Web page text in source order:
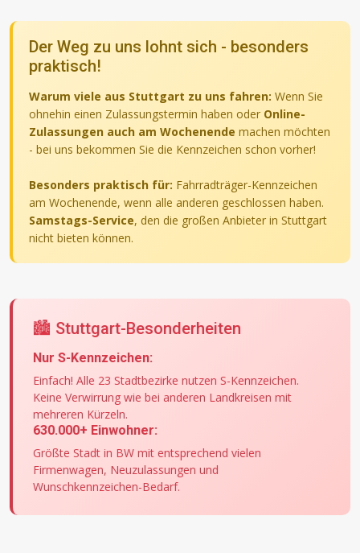
Der Weg zu uns lohnt sich - besonders
praktisch!
Warum viele aus Stuttgart zu uns fahren: Wenn Sie
ohnehin einen Zulassungstermin haben oder Online-
Zulassungen auch am Wochenende machen möchten
- bei uns bekommen Sie die Kennzeichen schon vorher!
Besonders praktisch für: Fahrradträger-Kennzeichen
am Wochenende, wenn alle anderen geschlossen haben.
Samstags-Service, den die großen Anbieter in Stuttgart
nicht bieten können.
🏙️ Stuttgart-Besonderheiten
Nur S-Kennzeichen:
Einfach! Alle 23 Stadtbezirke nutzen S-Kennzeichen.
Keine Verwirrung wie bei anderen Landkreisen mit
mehreren Kürzeln.
630.000+ Einwohner:
Größte Stadt in BW mit entsprechend vielen
Firmenwagen, Neuzulassungen und
Wunschkennzeichen-Bedarf.